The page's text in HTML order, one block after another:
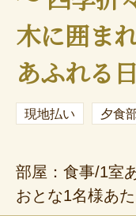
木に囲ま
あふれる
現地払い 夕食
部屋：食事/1室
おとな1名様あ